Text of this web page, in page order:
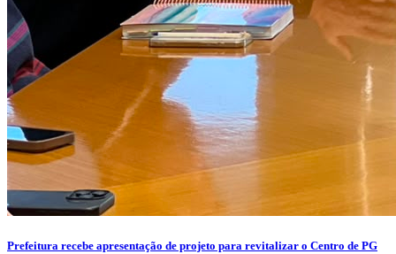
Prefeitura recebe apresentação de projeto para revitalizar o Centro de PG